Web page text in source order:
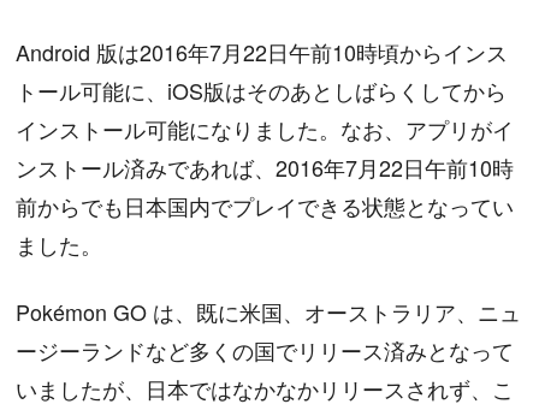
Android 版は2016年7月22日午前10時頃からインス
トール可能に、iOS版はそのあとしばらくしてから
インストール可能になりました。なお、アプリがイ
ンストール済みであれば、2016年7月22日午前10時
前からでも日本国内でプレイできる状態となってい
ました。
Pokémon GO は、既に米国、オーストラリア、ニュ
ージーランドなど多くの国でリリース済みとなって
いましたが、日本ではなかなかリリースされず、こ